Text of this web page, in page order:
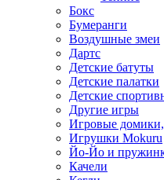
Бокс
Бумеранги
Воздушные змеи
Дартс
Детские батуты
Детские палатки
Детские
Другие игры
Игровые
Игрушки Mokuru
Йо-Йо и
Качели